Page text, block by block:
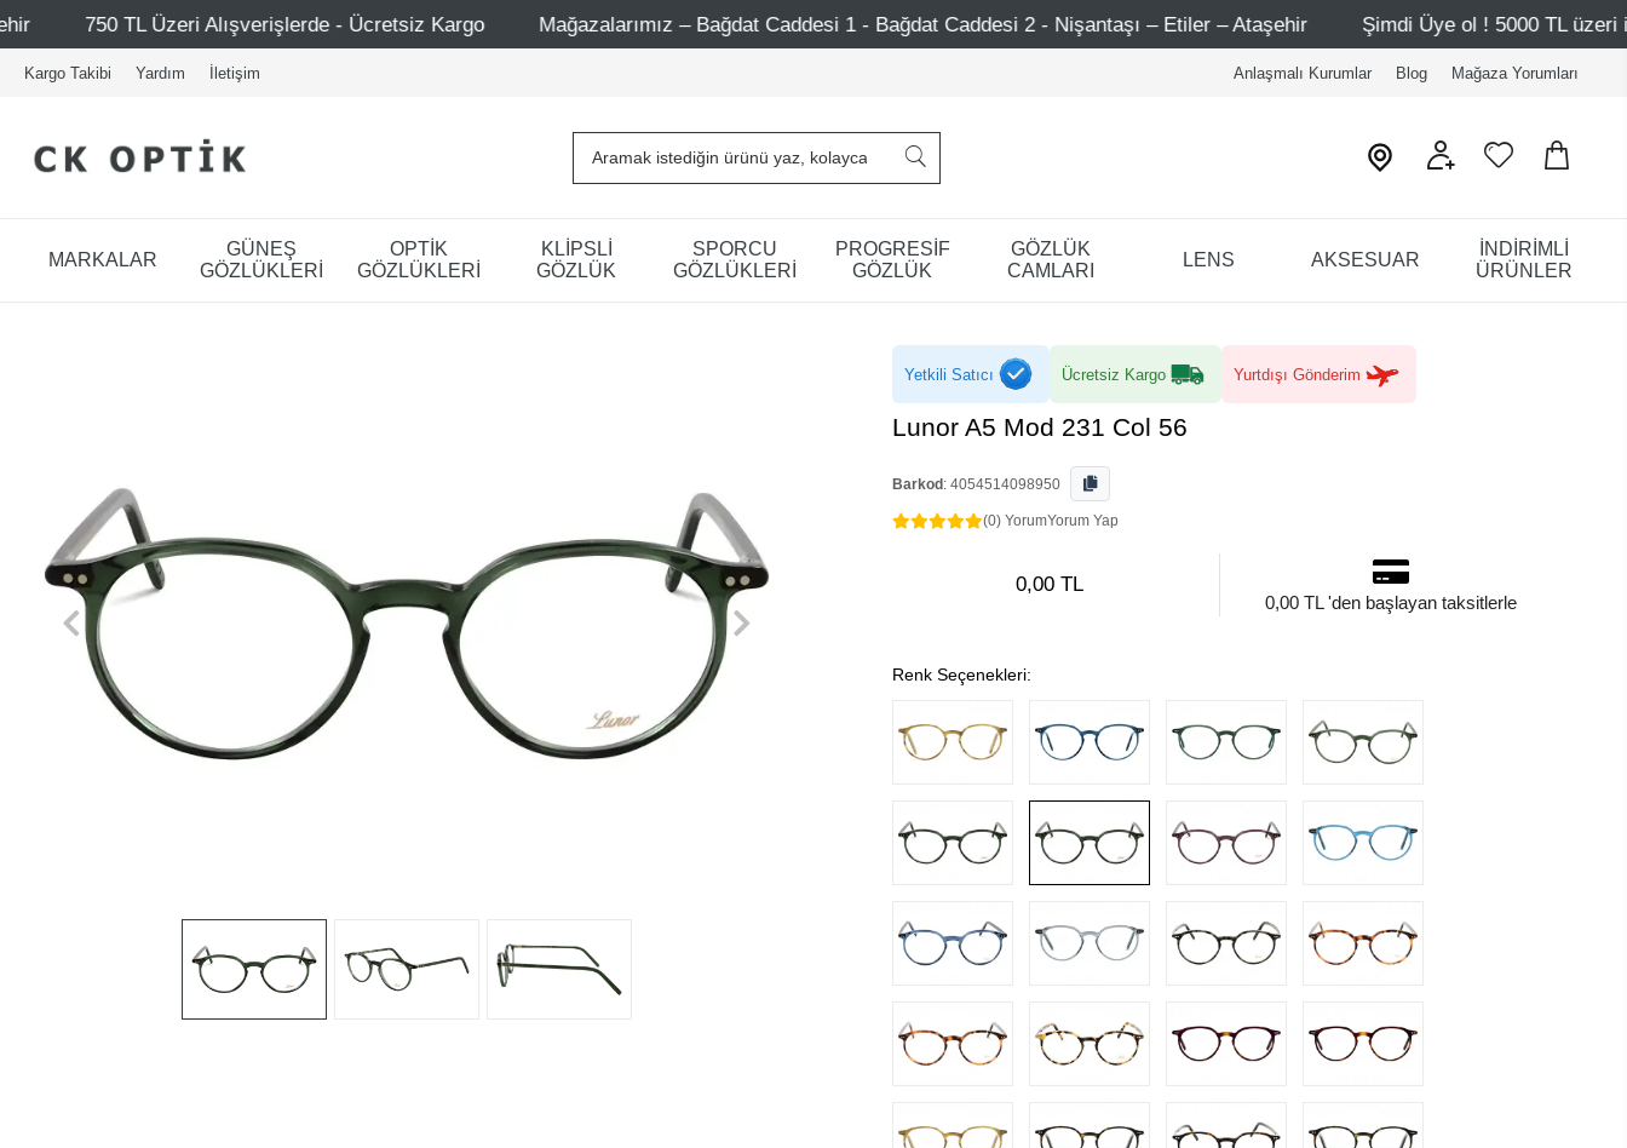
Alışverişlerde - Ücretsiz Kargo Mağazalarımız – Bağdat Caddesi 1 - Bağdat Caddesi 2 - Nişantaşı – Etiler – Ataşehir Şimdi Üye ol ! 5000 TL üzeri ilk alışverişinde 500
Kargo Takibi Yardım İletişim Anlaşmalı Kurumlar Blog Mağaza Yorumları
MARKALAR
GÜNEŞ
GÖZLÜKLERİ
OPTİK
GÖZLÜKLERİ
KLİPSLİ
GÖZLÜK
SPORCU
GÖZLÜKLERİ
PROGRESİF
GÖZLÜK
GÖZLÜK
CAMLARI
LENS AKSESUAR
İNDİRİMLİ
ÜRÜNLER
Yetkili Satıcı Ücretsiz Kargo Yurtdışı Gönderim
Lunor A5 Mod 231 Col 56
Barkod : 4054514098950
(0) YorumYorum Yap
0,00 TL
0,00 TL 'den başlayan taksitlerle
Renk Seçenekleri: